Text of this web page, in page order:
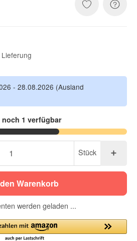
- 28.08.2026 (Ausland
noch 1 verfügbar
Stück
Warenkorb
werden geladen ...